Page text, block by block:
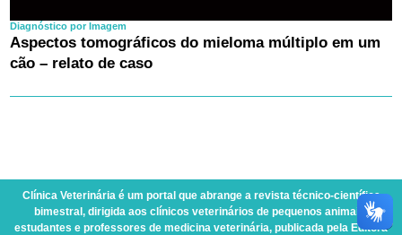
Diagnóstico por Imagem
Aspectos tomográficos do mieloma múltiplo em um
cão – relato de caso
Clínica Veterinária é um portal que abrange a revista técnico-científica
bimestral, dirigida aos clínicos veterinários de pequenos animais,
estudantes e professores de medicina veterinária, publicada pela Editora